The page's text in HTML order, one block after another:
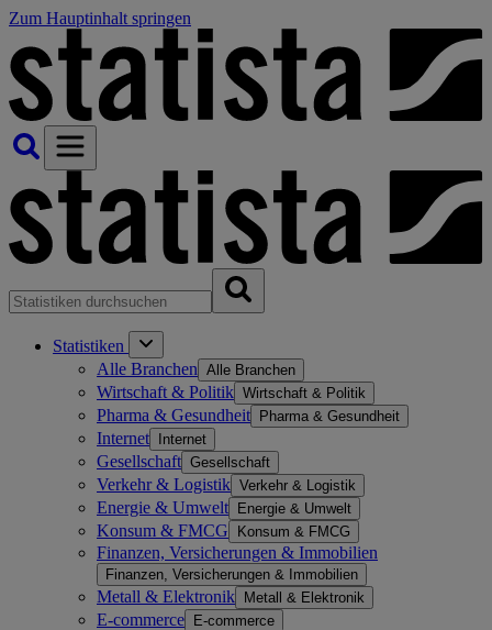
Zum Hauptinhalt springen
Statistiken
Alle Branchen Alle Branchen
Wirtschaft & Politik Wirtschaft & Politik
Pharma & Gesundheit Pharma & Gesundheit
Internet Internet
Gesellschaft Gesellschaft
Verkehr & Logistik Verkehr & Logistik
Energie & Umwelt Energie & Umwelt
Konsum & FMCG Konsum & FMCG
Finanzen, Versicherungen & Immobilien
Finanzen, Versicherungen & Immobilien
Metall & Elektronik Metall & Elektronik
E-commerce E-commerce